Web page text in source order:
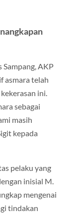
Sampang, AKP
asmara telah
ini.
sebagai
masih
kepada
pelaku yang
inisial M.
mengenai
tindakan